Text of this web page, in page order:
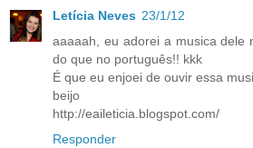
Letícia Neves 23/1/12
aaaaah, eu adorei a musica dele
do que no português!! kkk
É que eu enjoei de ouvir essa
beijo
http://eaileticia.blogspot.com/
Responder